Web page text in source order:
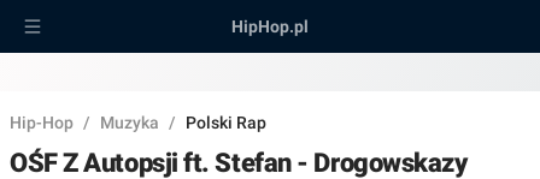
HipHop.pl
Hip-Hop / Muzyka / Polski Rap
OŚF Z Autopsji ft. Stefan - Drogowskazy